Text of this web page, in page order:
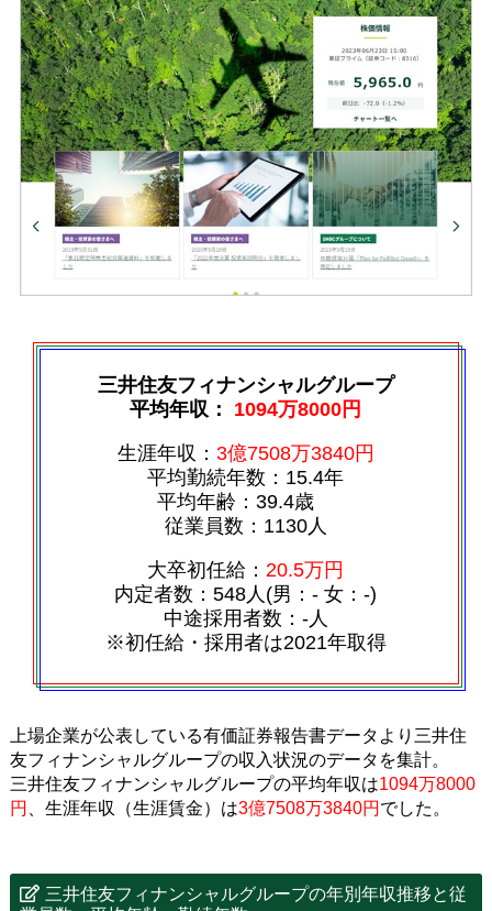
三井住友フィナンシャルグループ
平均年収： 1094万8000円
生涯年収： 3億7508万3840円
平均勤続年数：15.4年
平均年齢：39.4歳
従業員数：1130人
大卒初任給： 20.5万円
内定者数：548人(男：‐ 女：‐)
中途採用者数：‐人
※初任給・採用者は2021年取得
上場企業が公表している有価証券報告書データより三井住
友フィナンシャルグループの収入状況のデータを集計。
三井住友フィナンシャルグループの平均年収は1094万8000
円
、生涯年収（生涯賃金）は3億7508万3840円 でした。
三井住友フィナンシャルグループの年別年収推移と従